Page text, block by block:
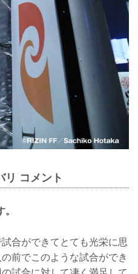
リ コメント
合ができてとても光栄に思
前でこのような試合ができ